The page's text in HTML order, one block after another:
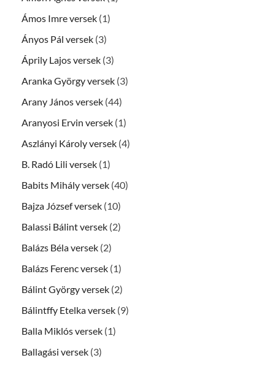
Ámos Imre versek (1)
Ányos Pál versek (3)
Áprily Lajos versek (3)
Aranka György versek (3)
Arany János versek (44)
Aranyosi Ervin versek (1)
Aszlányi Károly versek (4)
B. Radó Lili versek (1)
Babits Mihály versek (40)
Bajza József versek (10)
Balassi Bálint versek (2)
Balázs Béla versek (2)
Balázs Ferenc versek (1)
Bálint György versek (2)
Bálintffy Etelka versek (9)
Balla Miklós versek (1)
Ballagási versek (3)